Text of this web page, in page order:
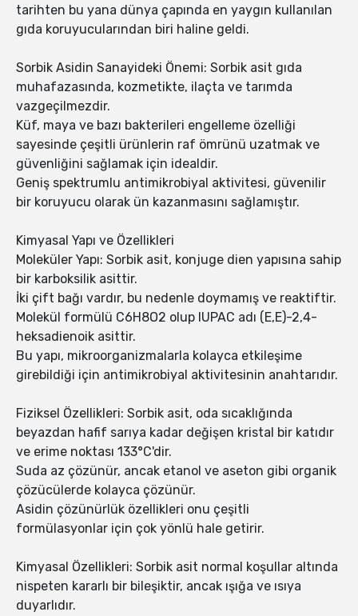
tarihten bu yana dünya çapında en yaygın kullanılan
gıda koruyucularından biri haline geldi.
Sorbik Asidin Sanayideki Önemi: Sorbik asit gıda
muhafazasında, kozmetikte, ilaçta ve tarımda
vazgeçilmezdir.
Küf, maya ve bazı bakterileri engelleme özelliği
sayesinde çeşitli ürünlerin raf ömrünü uzatmak ve
güvenliğini sağlamak için idealdir.
Geniş spektrumlu antimikrobiyal aktivitesi, güvenilir
bir koruyucu olarak ün kazanmasını sağlamıştır.
Kimyasal Yapı ve Özellikleri
Moleküler Yapı: Sorbik asit, konjuge dien yapısına sahip
bir karboksilik asittir.
İki çift bağı vardır, bu nedenle doymamış ve reaktiftir.
Molekül formülü C6H8O2 olup IUPAC adı (E,E)-2,4-
heksadienoik asittir.
Bu yapı, mikroorganizmalarla kolayca etkileşime
girebildiği için antimikrobiyal aktivitesinin anahtarıdır.
Fiziksel Özellikleri: Sorbik asit, oda sıcaklığında
beyazdan hafif sarıya kadar değişen kristal bir katıdır
ve erime noktası 133°C'dir.
Suda az çözünür, ancak etanol ve aseton gibi organik
çözücülerde kolayca çözünür.
Asidin çözünürlük özellikleri onu çeşitli
formülasyonlar için çok yönlü hale getirir.
Kimyasal Özellikleri: Sorbik asit normal koşullar altında
nispeten kararlı bir bileşiktir, ancak ışığa ve ısıya
duyarlıdır.